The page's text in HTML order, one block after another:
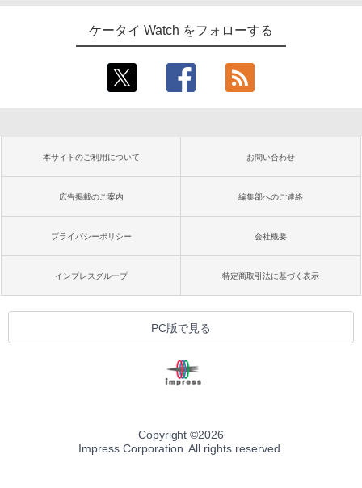
ケータイ Watch をフォローする
本サイトのご利用について お問い合わせ
広告掲載のご案内 編集部へのご連絡
プライバシーポリシー 会社概要
インプレスグループ 特定商取引法に基づく表示
PC版で見る
Copyright ©2026
Impress Corporation. All rights reserved.